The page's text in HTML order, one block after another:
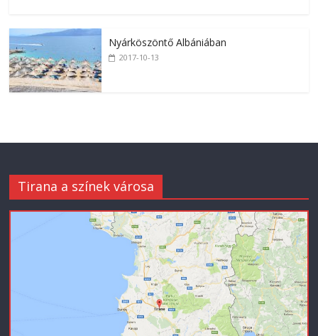
Nyárköszöntő Albániában
2017-10-13
Tirana a színek városa